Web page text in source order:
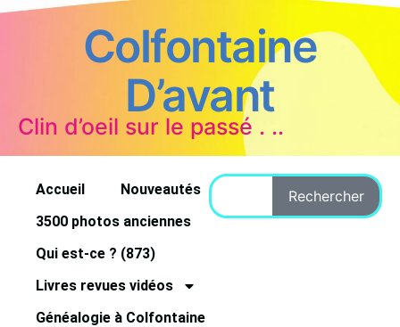
Colfontaine
D’avant
Clin d’oeil sur le passé . ..
Accueil
Nouveautés
3500 photos anciennes
Qui est-ce ? (873)
Livres revues vidéos
Généalogie à Colfontaine
Rechercher